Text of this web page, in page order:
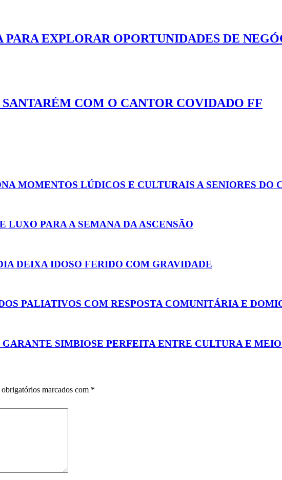
PARA EXPLORAR OPORTUNIDADES DE
COM O CANTOR COVIDADO FF
MOMENTOS LÚDICOS E CULTURAIS A SENIORES DO
LUXO PARA A SEMANA DA ASCENSÃO
DEIXA IDOSO FERIDO COM GRAVIDADE
PALIATIVOS COM RESPOSTA COMUNITÁRIA E
SIMBIOSE PERFEITA ENTRE CULTURA E
marcados com *